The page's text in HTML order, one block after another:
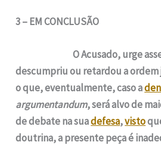
3 – EM CONCLUSÃO
O Acusado, urge
descumpriu ou retardou a
o que, eventualmente, caso a
argumentandum, será alvo de
de debate na suadefesa,visto
doutrina, a presente peça é